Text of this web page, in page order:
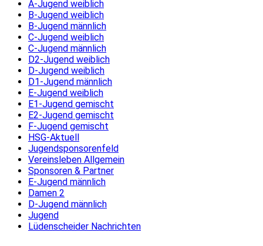
A-Jugend weiblich
B-Jugend weiblich
B-Jugend männlich
C-Jugend weiblich
C-Jugend männlich
D2-Jugend weiblich
D-Jugend weiblich
D1-Jugend männlich
E-Jugend weiblich
E1-Jugend gemischt
E2-Jugend gemischt
F-Jugend gemischt
HSG-Aktuell
Jugendsponsorenfeld
Vereinsleben Allgemein
Sponsoren & Partner
E-Jugend männlich
Damen 2
D-Jugend männlich
Jugend
Lüdenscheider Nachrichten